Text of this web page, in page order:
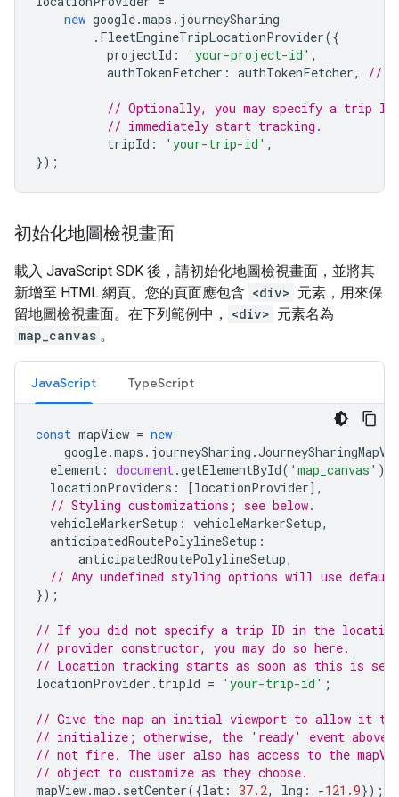
new google.maps . journeySharing
. FleetEngineTripLocationProvider({
projectId : 'your-project-id' ,
authTokenFetcher : authTokenFetcher, //
// Optionally, you may specify a trip ID
// immediately start tracking.
tripId : 'your-trip-id' ,
});
初始化地圖檢視畫面
載入 JavaScript SDK 後，請初始化地圖檢視畫面，並將其
新增至 HTML 網頁。您的頁面應包含 <div> 元素，用來保
留地圖檢視畫面。在下列範例中，
<div> 元素名為
map_canvas 。
JavaScript TypeScript
const mapView = new
google.maps . journeySharing .
element : document.getElementById( 'map_canvas' ),
locationProviders : [locationProvider],
// Styling customizations; see below.
vehicleMarkerSetup : vehicleMarkerSetup,
anticipatedRoutePolylineSetup :
anticipatedRoutePolylineSetup,
// Any undefined styling options will use
});
// If you did not specify a trip ID in the location
// provider constructor, you may do so here.
// Location tracking starts as soon as this is set.
locationProvider . tripId = 'your-trip-id' ;
// Give the map an initial viewport to allow it to
// initialize; otherwise, the 'ready' event above
// not fire. The user also has access to the
// object to customize as they choose.
mapView.map . setCenter({lat : 37.2, lng : -121.9});